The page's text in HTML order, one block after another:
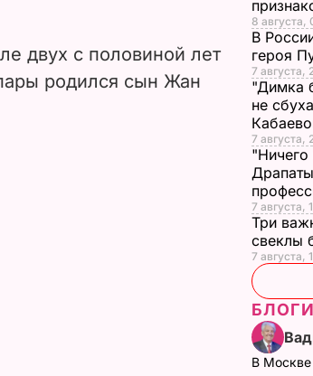
двух с половиной лет
родился сын Жан
8 августа,
В
героя
7 августа,
"Димка
не
7 августа,
"Ничего
7 августа,
Три
свеклы
7 августа,
БЛОГИ
В Москве